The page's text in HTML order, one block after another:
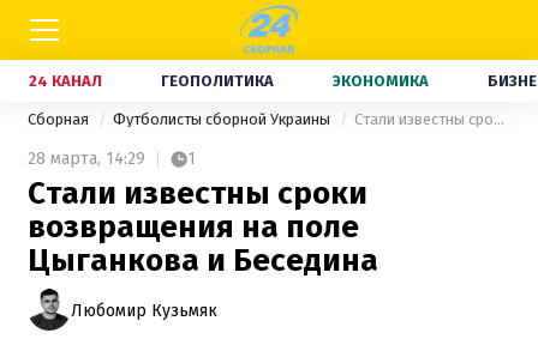
24 КАНАЛ ГЕОПОЛИТИКА ЭКОНОМИКА
Сборная Футболисты сборной Украины Стали известны сроки возвращения на поле Цыганкова и Беседина
28 марта, 14:29 1
Стали известны сроки
возвращения на поле
Цыганкова и Беседина
Любомир Кузьмяк